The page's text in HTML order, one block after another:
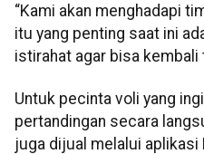
“Kami akan menghadapi
itu yang penting saat ini
istirahat agar bisa kembali
Untuk pecinta voli yang
pertandingan secara
juga dijual melalui aplikasi